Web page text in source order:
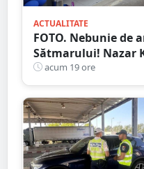
ACTUALITATE
FOTO. Nebunie de
Sătmarului! Nazar
cu șaorma la 20 de
acum 19 ore